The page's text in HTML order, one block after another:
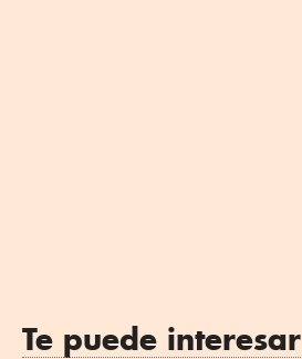
Te puede interesar